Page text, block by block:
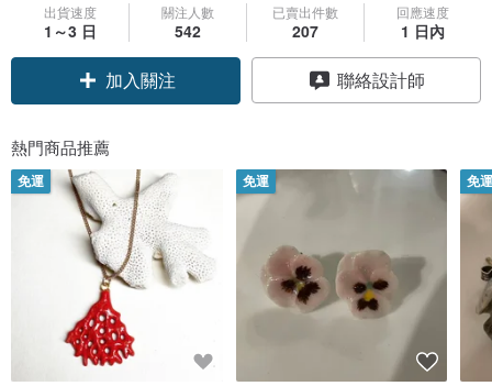
出貨速度
1～3 日
關注人數
542
已賣出件數
207
回應速度
1 日內
加入關注 聯絡設計師
熱門商品推薦
免運 免運 免